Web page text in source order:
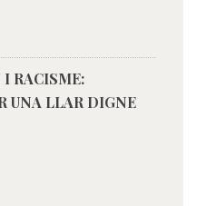
I RACISME:
UNA LLAR DIGNE